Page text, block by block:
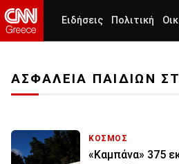
Ειδήσεις Πολιτική
ΑΣΦΑΛΕΙΑ ΠΑΙΔΙΩΝ
ΚΟΣΜΟΣ
«Καμπάνα» 375